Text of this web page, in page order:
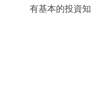
有基本的投資